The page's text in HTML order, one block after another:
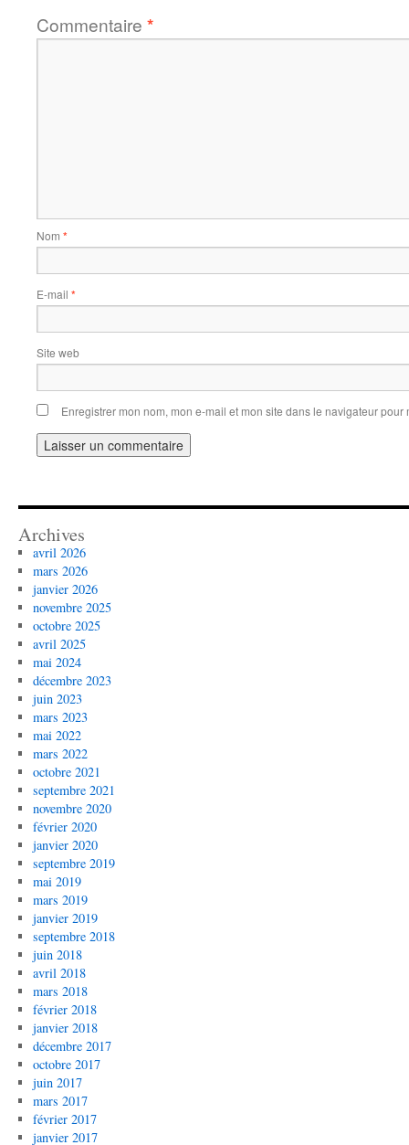
Commentaire *
Nom *
E-mail *
Site web
Enregistrer mon nom, mon e-mail et mon site dans le navigateur
Archives
avril 2026
mars 2026
janvier 2026
novembre 2025
octobre 2025
avril 2025
mai 2024
décembre 2023
juin 2023
mars 2023
mai 2022
mars 2022
octobre 2021
septembre 2021
novembre 2020
février 2020
janvier 2020
septembre 2019
mai 2019
mars 2019
janvier 2019
septembre 2018
juin 2018
avril 2018
mars 2018
février 2018
janvier 2018
décembre 2017
octobre 2017
juin 2017
mars 2017
février 2017
janvier 2017